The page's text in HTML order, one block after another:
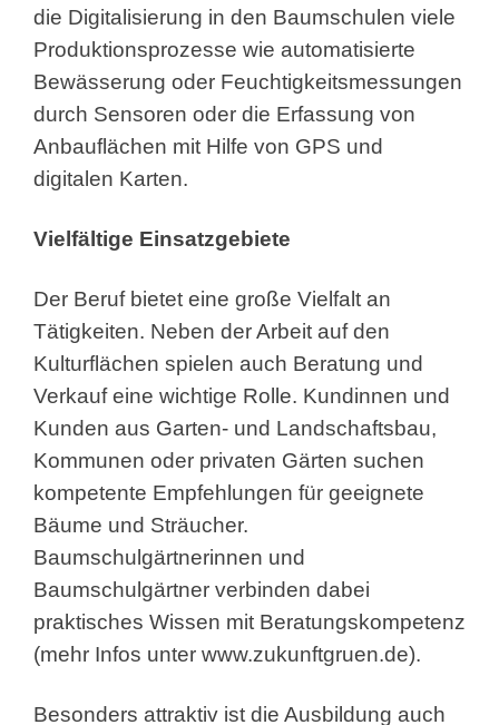
die Digitalisierung in den Baumschulen viele
Produktionsprozesse wie automatisierte
Bewässerung oder Feuchtigkeitsmessungen
durch Sensoren oder die Erfassung von
Anbauflächen mit Hilfe von GPS und
digitalen Karten.
Vielfältige Einsatzgebiete
Der Beruf bietet eine große Vielfalt an
Tätigkeiten. Neben der Arbeit auf den
Kulturflächen spielen auch Beratung und
Verkauf eine wichtige Rolle. Kundinnen und
Kunden aus Garten- und Landschaftsbau,
Kommunen oder privaten Gärten suchen
kompetente Empfehlungen für geeignete
Bäume und Sträucher.
Baumschulgärtnerinnen und
Baumschulgärtner verbinden dabei
praktisches Wissen mit Beratungskompetenz
(mehr Infos unter www.zukunftgruen.de).
Besonders attraktiv ist die Ausbildung auch